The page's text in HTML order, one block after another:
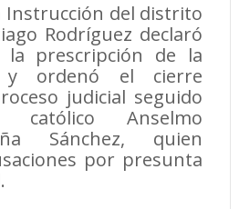
Instrucción del distrito
Rodríguez declaró
la prescripción de la
y ordenó el cierre
judicial seguido
católico Anselmo
Sánchez, quien
por presunta